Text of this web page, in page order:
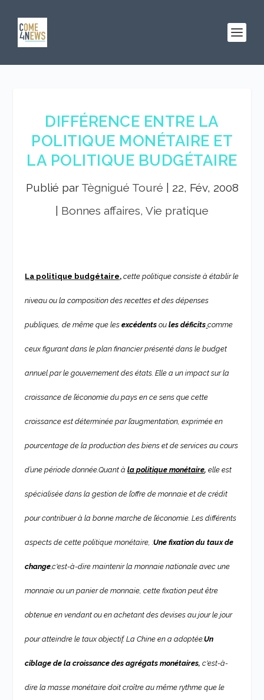
DIFFÉRENCE ENTRE LA
POLITIQUE MONÉTAIRE ET
LA POLITIQUE BUDGÉTAIRE
Publié par Tègnigué Touré
22, Fév, 2008
Bonnes affaires, Vie pratique
La politique budgétaire,cette politique consiste à établir le
niveau ou la composition des recettes et des dépenses
publiques, de même que lesexcédents oules déficits comme
ceux figurant dans le plan financier présenté dans le budget
annuel par le gouvernement des états. Elle a un impact sur la
croissance de l’économie du pays en ce sens que cette
croissance est déterminée par l’augmentation, exprimée en
pourcentage de la production des biens et de services au cours
d’une période donnée.Quant àla politique monétaire,elle est
spécialisée dans la gestion de l’offre de monnaie et de crédit
pour contribuer à la bonne marche de l’économie. Les différents
aspects de cette politique monétaire, :Une fixation du taux de
change,c'est-à-dire maintenir la monnaie nationale avec une
monnaie ou un panier de monnaie, cette fixation peut être
obtenue en vendant ou en achetant des devises au jour le jour
pour atteindre le taux objectif. La Chine en a adoptée.Un
ciblage de la croissance des agrégats monétaires,c'est-à-
dire la masse monétaire doit croître au même rythme que le